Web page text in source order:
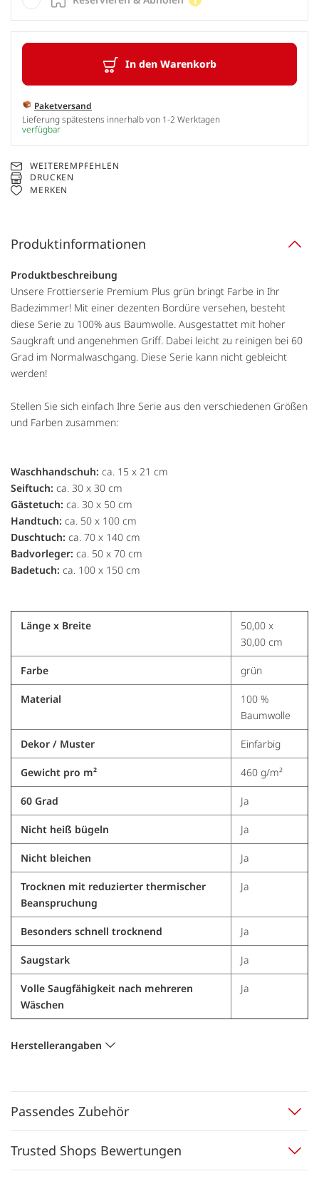
In den Warenkorb
Paketversand
Lieferung spätestens innerhalb von 1-2 Werktagen
verfügbar
WEITEREMPFEHLEN
DRUCKEN
MERKEN
Produktinformationen
Produktbeschreibung
Unsere Frottierserie Premium Plus grün bringt Farbe in Ihr
Badezimmer! Mit einer dezenten Bordüre versehen, besteht
diese Serie zu 100% aus Baumwolle. Ausgestattet mit hoher
Saugkraft und angenehmen Griff. Dabei leicht zu reinigen bei 60
Grad im Normalwaschgang. Diese Serie kann nicht gebleicht
werden!
Stellen Sie sich einfach Ihre Serie aus den verschiedenen Größen
und Farben zusammen:
Waschhandschuh: ca. 15 x 21 cm
Seiftuch: ca. 30 x 30 cm
Gästetuch: ca. 30 x 50 cm
Handtuch: ca. 50 x 100 cm
Duschtuch: ca. 70 x 140 cm
Badvorleger: ca. 50 x 70 cm
Badetuch: ca. 100 x 150 cm
Länge x Breite
50,00 x
30,00 cm
Farbe grün
Material
100 %
Baumwolle
Dekor / Muster Einfarbig
Gewicht pro m² 460 g/m²
60 Grad Ja
Nicht heiß bügeln Ja
Nicht bleichen Ja
Trocknen mit reduzierter thermischer
Beanspruchung
Ja
Besonders schnell trocknend Ja
Saugstark Ja
Volle Saugfähigkeit nach mehreren
Wäschen
Ja
Herstellerangaben
Passendes Zubehör
Trusted Shops Bewertungen